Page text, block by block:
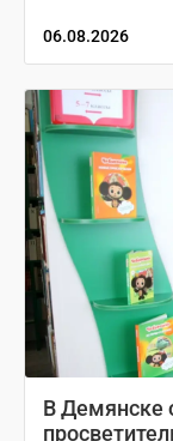
06.08.2026
В Демянске